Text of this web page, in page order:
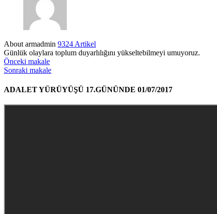
About armadmin 9324 Artikel
Günlük olaylara toplum duyarlılığını yükseltebilmeyi umuyoruz.
Önceki makale
Sonraki makale
ADALET YÜRÜYÜŞÜ 17.GÜNÜNDE 01/07/2017